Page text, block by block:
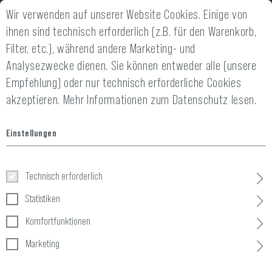
2 JAHRE GEWÄHRLEISTUNG 14 TAGE GELD-
Wir verwenden auf unserer Website Cookies. Einige von
ihnen sind technisch erforderlich (z.B. für den Warenkorb,
Filter, etc.), während andere Marketing- und
Analysezwecke dienen. Sie können entweder alle (unsere
Empfehlung) oder nur technisch erforderliche Cookies
akzeptieren. Mehr Informationen zum Datenschutz lesen.
Einstellungen
Technisch erforderlich
Statistiken
Komfortfunktionen
Marketing